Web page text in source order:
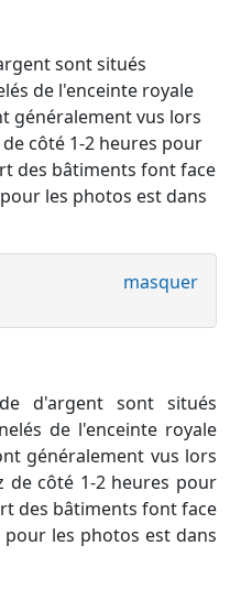
sont situés
de l'enceinte royale
généralement vus lors
côté 1-2 heures pour
des bâtiments font face
les photos est dans
masquer
d'argent sont situés
de l'enceinte royale
généralement vus lors
de côté 1-2 heures pour
des bâtiments font face
les photos est dans